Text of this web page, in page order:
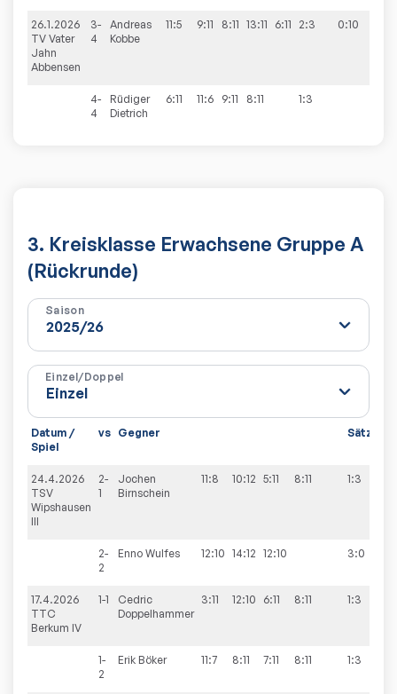
26.1.2026
TV Vater
Jahn
Abbensen
3-
4
Andreas
Kobbe
11:5 9:11 8:11 13:11 6:11 2:3 0:10
4-
4
Rüdiger
Dietrich
6:11 11:6 9:11 8:11 1:3
3. Kreisklasse Erwachsene Gruppe A
(Rückrunde)
Saison
Einzel/Doppel
Datum /
Spiel
vs Gegner Sätze
24.4.2026
TSV
Wipshausen
III
2-
1
Jochen
Birnschein
11:8 10:12 5:11 8:11 1:3
2-
2
Enno Wulfes 12:10 14:12 12:10 3:0
17.4.2026
TTC
Berkum IV
1-1
Cedric
Doppelhammer
3:11 12:10 6:11 8:11 1:3
1-
2
Erik Böker 11:7 8:11 7:11 8:11 1:3